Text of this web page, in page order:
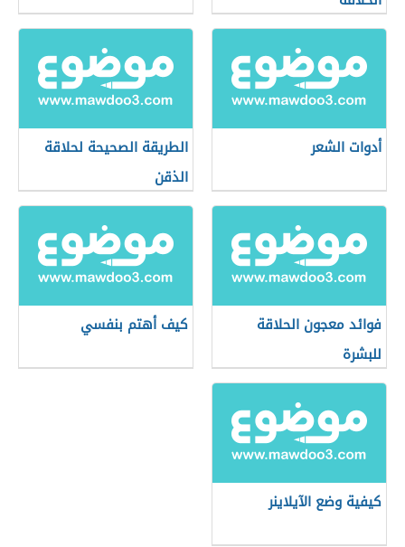
أدوات الشعر
الطريقة الصحيحة لحلاقة
الذقن
فوائد معجون الحلاقة
للبشرة
كيف أهتم بنفسي
كيفية وضع الآيلاينر